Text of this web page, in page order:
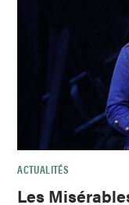
ACTUALITÉS
Les